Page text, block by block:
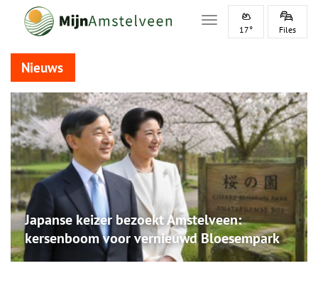
Toggle navigation
17° Files
Nieuws
Japanse keizer bezoekt Amstelveen:
kersenboom voor vernieuwd Bloesempark